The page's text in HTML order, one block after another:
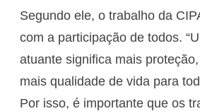
Segundo ele, o trabalho da
com a participação de todos.
atuante significa mais
mais qualidade de vida para
Por isso, é importante que os